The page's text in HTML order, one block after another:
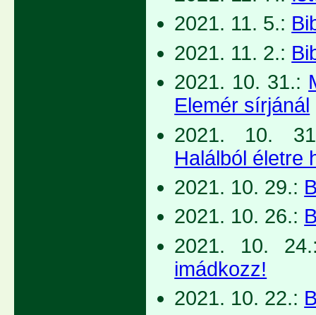
2021. 11. 5.:
2021. 11. 2.:
2021. 10. 31.:
Elemér sírjánál
2021. 10.
Halálból életre
2021. 10. 29.:
2021. 10. 26.:
2021. 10.
imádkozz!
2021. 10. 22.: